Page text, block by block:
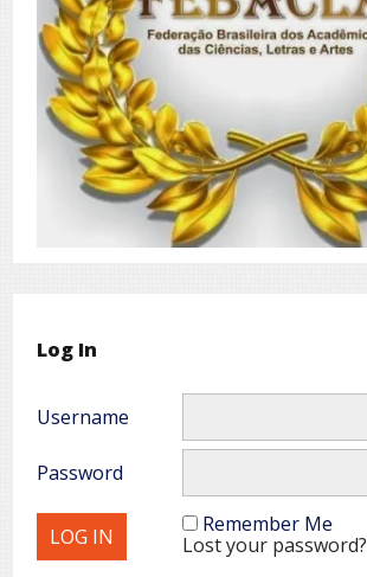
Log In
Username
Password
Remember Me
Lost your password?